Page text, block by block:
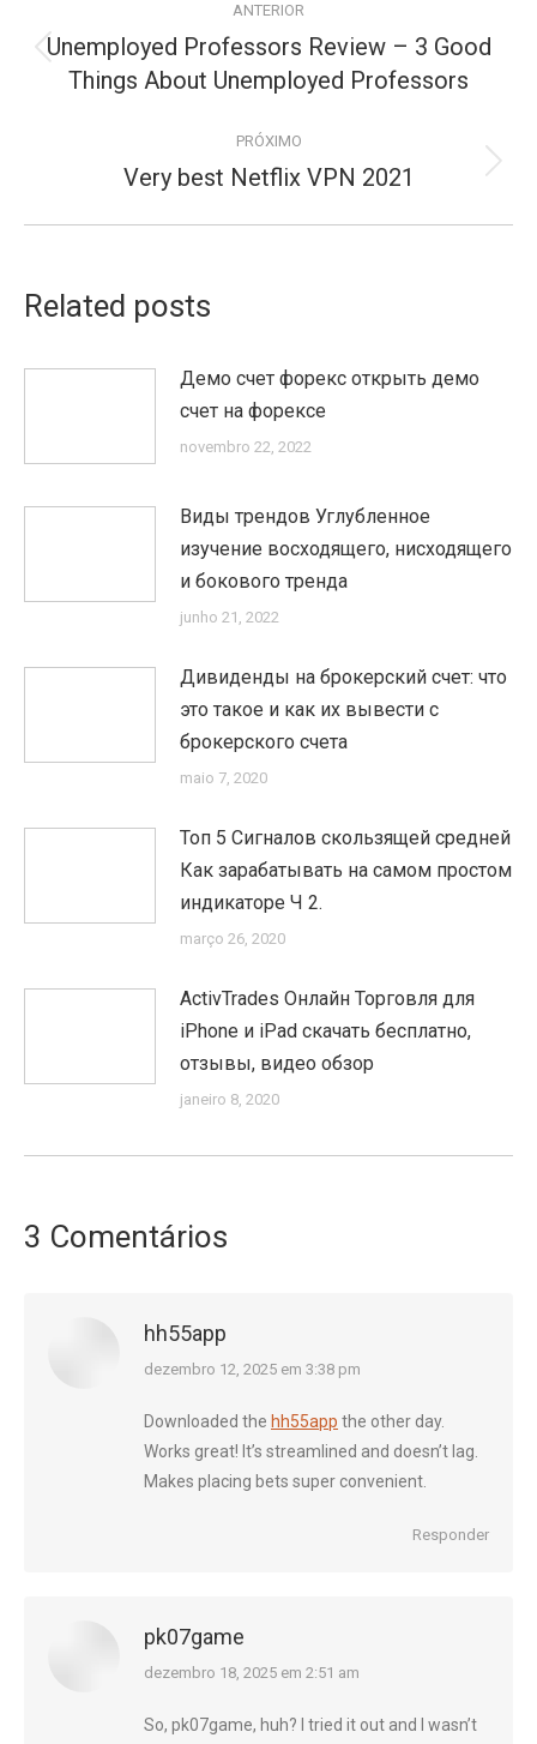
de
postagens
ANTERIOR
Publicação
anterior:
Unemployed Professors Review – 3 Good
Things About Unemployed Professors
PRÓXIMO
Próximo
Very best Netflix VPN 2021
Related posts
Демо счет форекс открыть демо
счет на форексе
novembro 22, 2022
Виды трендов Углубленное
изучение восходящего, нисходящего
и бокового тренда
junho 21, 2022
Дивиденды на брокерский счет: что
это такое и как их вывести с
брокерского счета
maio 7, 2020
Топ 5 Сигналов скользящей средней
Как зарабатывать на самом простом
индикаторе Ч 2.
março 26, 2020
ActivTrades Онлайн Торговля для
iPhone и iPad скачать бесплатно,
отзывы, видео обзор
janeiro 8, 2020
3 Comentários
hh55app
diz:
dezembro 12, 2025 em 3:38 pm
Downloaded the hh55app the other day.
Works great! It’s streamlined and doesn’t lag.
Makes placing bets super convenient.
Responder
pk07game
diz:
dezembro 18, 2025 em 2:51 am
So, pk07game, huh? I tried it out and I wasn’t